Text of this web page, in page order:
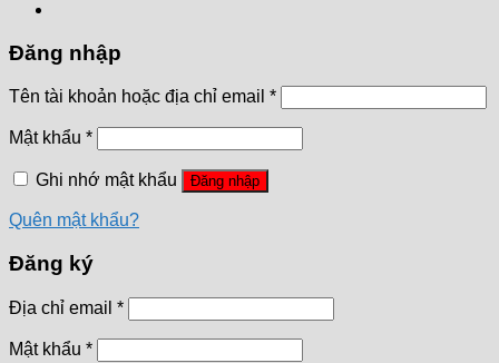
Đăng nhập
Tên tài khoản hoặc địa chỉ email *
Mật khẩu *
Ghi nhớ mật khẩu Đăng nhập
Quên mật khẩu?
Đăng ký
Địa chỉ email *
Mật khẩu *